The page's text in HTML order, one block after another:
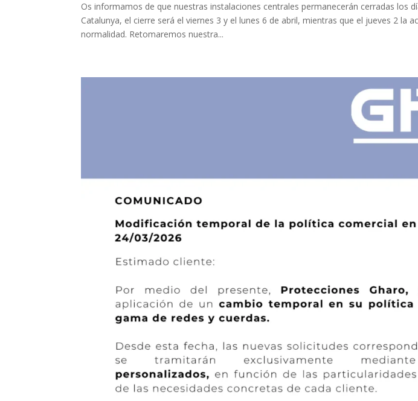
Os informamos de que nuestras instalaciones centrales permanecerán cerradas los
Catalunya, el cierre será el viernes 3 y el lunes 6 de abril, mientras que el jueves 2 la
normalidad. Retomaremos nuestra...